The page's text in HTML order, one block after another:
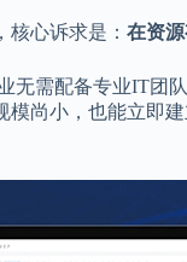
心诉求是： 在资
无需配备专业IT团
尚小，也能立即